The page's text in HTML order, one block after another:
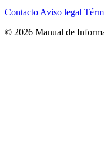
Contacto Aviso legal
© 2026 Manual de